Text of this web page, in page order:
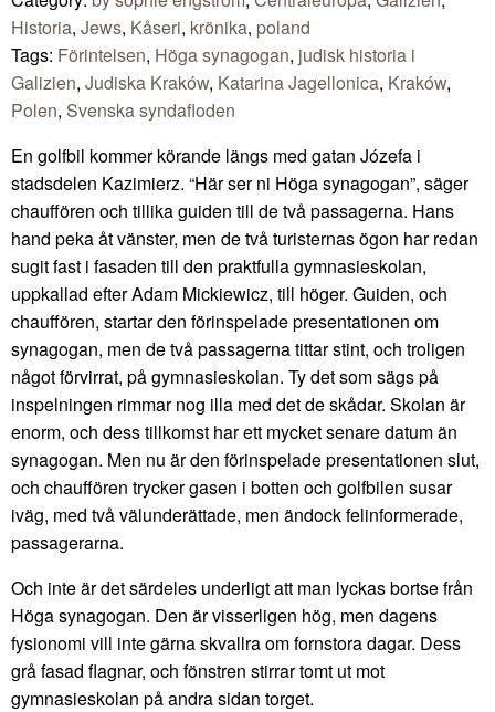
Historia, Jews, Kåseri, krönika, poland
Tags: Förintelsen, Höga synagogan, judisk historia i
Galizien, Judiska Kraków, Katarina Jagellonica, Kraków,
Polen, Svenska syndafloden
En golfbil kommer körande längs med gatan Józefa i
stadsdelen Kazimierz. “Här ser ni Höga synagogan”, säger
chauffören och tillika guiden till de två passagerna. Hans
hand peka åt vänster, men de två turisternas ögon har redan
sugit fast i fasaden till den praktfulla gymnasieskolan,
uppkallad efter Adam Mickiewicz, till höger. Guiden, och
chauffören, startar den förinspelade presentationen om
synagogan, men de två passagerna tittar stint, och troligen
något förvirrat, på gymnasieskolan. Ty det som sägs på
inspelningen rimmar nog illa med det de skådar. Skolan är
enorm, och dess tillkomst har ett mycket senare datum än
synagogan. Men nu är den förinspelade presentationen slut,
och chauffören trycker gasen i botten och golfbilen susar
iväg, med två välunderättade, men ändock felinformerade,
passagerarna.
Och inte är det särdeles underligt att man lyckas bortse från
Höga synagogan. Den är visserligen hög, men dagens
fysionomi vill inte gärna skvallra om fornstora dagar. Dess
grå fasad flagnar, och fönstren stirrar tomt ut mot
gymnasieskolan på andra sidan torget.